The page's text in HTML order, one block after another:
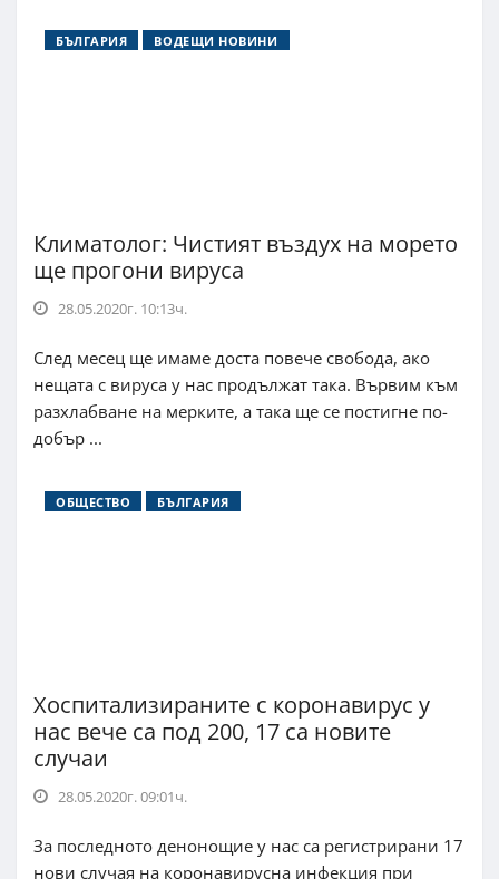
БЪЛГАРИЯ ВОДЕЩИ НОВИНИ
Климатолог: Чистият въздух на морето
ще прогони вируса
28.05.2020г. 10:13ч.
След месец ще имаме доста повече свобода, ако
нещата с вируса у нас продължат така. Вървим към
разхлабване на мерките, а така ще се постигне по-
добър ...
ОБЩЕСТВО БЪЛГАРИЯ
Хоспитализираните с коронавирус у
нас вече са под 200, 17 са новите
случаи
28.05.2020г. 09:01ч.
За последното денонощие у нас са регистрирани 17
нови случая на коронавирусна инфекция при